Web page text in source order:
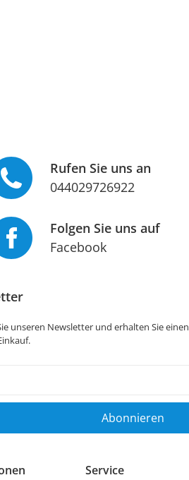
Rufen Sie uns an
044029726922
Folgen Sie uns auf
Facebook
unseren Newsletter und erhalten Sie einen
Abonnieren
Service